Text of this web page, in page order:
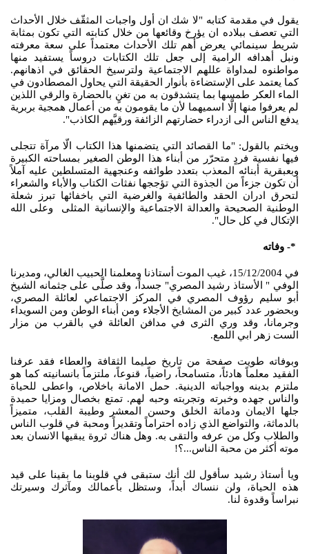
يقول في مقدمة كتابه "لا شك ان أول واجبات المثقّف خلال الأحداث
التي تعصف ببلاده ان يؤرخ وقائعها من خلال كتابته التي تكون بمثابة
شريط سينمائي يعرض أهم تلك الأحداث معتمداً على سعة معرفته
ونبل أهدافه الرامية إلى جعل تلك الكتابات دروساً يستفيد منها
مواطنوه لمداواة عللهم الاجتماعية ولترسيخ الحقائق في اذهانهم.
كما يعتمد على الإستضاءة بأنوار الحقيقة التي يحاول المصطادون في
الماء العكر طمسها بما يتشدقون به من تغنٍ بالحضارة والرقي اللذين
لم يعرفوا منها إلَّا اسميهما لأن ما يقومون به من أعمال همجية بربرية
يدفع الناس الى ازدراء حضارتهم الزائفة ورقيَّهم الكاذب".
ويختم بالقول: "ما القصائد التي يتضمنها هذا الكتاب الّا مرآة تتجلى
فيها نفسية فردٍ متحرّر من أبناء هذا الوطن الصغير بمساحته الكبيرة
وبعبقرية أبنائه المعذب بتعدد طوائفه وعنجهية المتسلطين عليه آملاً
أن تكون جزءاً من الجذوة التي تؤججها نفثات الكتاب والأباء والشعراء
لتحرق ادران الحقد والطائفية والغرضية التي باخفائها تبرز شعلة
الوطنية الصحيحة والعدالة الاجتماعية والإنسانية المثلى وعلى الله
الإتكال في كل حال".
*- وفاته
في 15/12/2004، غيب الموت أستاذنا ومعلمنا الحبيب الغالي، ومديرنا
الوفي " الأستاذ رشيد المصري" جسداً، وقد صلَّى على جثمانه الشيخ
أبو سليم رؤوف المصري في المركز الاجتماعي لعائلة المصري،
وبحضور عدد كبير من المشايخ الأجلاء ومن أبناء الوطن ومن السويداء
وجرمانا، وقد وري الثرى في مدافن العائلة في بالقرب من مزار
الست زهر ابي اللمع.
وبوفاته طويت صفحة من تاريخ صليما الثقافة والعطاء فقد عرفنا
الفقيد معلماً هادئاً، متسامحاً، راضياً، قنوعاً، ملتزماً بانسانيته كما هو
ملتزم بدينه وواجباته الدينية. حمل الامانة باخلاص، واعطى للحياة
والناس جهده وخبرته وتجربته وحبه لهم. تمتع بخصال ومزايا حميدة
جلها الايمان ودماثة الخلق وحسن المعشر وطيبة القلب، متميزاً
بالدماثة، والتواضع الذي زاده احتراماً وتقديراً ومحبة في قلوب الناس
والطلاب وكل من عرفه والتقى به. وهل هناك ثروة يبقيها الانسان بعد
موته أكثر من محبة الناس...؟!
ويا أستاذ رشيد سأقول لك أنك ستبقى في قلوبنا ما بقينا على قيد
هذه الحياة، ولن ننساك أبداً، وستظل بأعمالك ومآثرك وسيرتك
نبراساً وقدوة لنا.